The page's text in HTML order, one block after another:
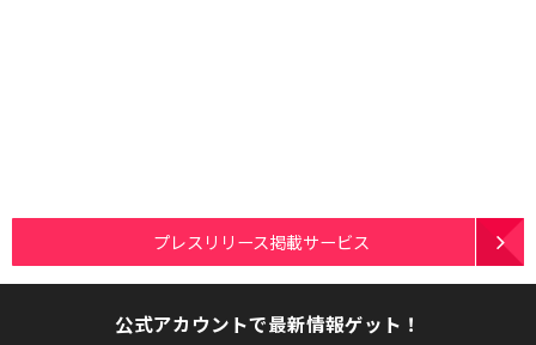
プレスリリース掲載サービス
公式アカウントで最新情報ゲット！